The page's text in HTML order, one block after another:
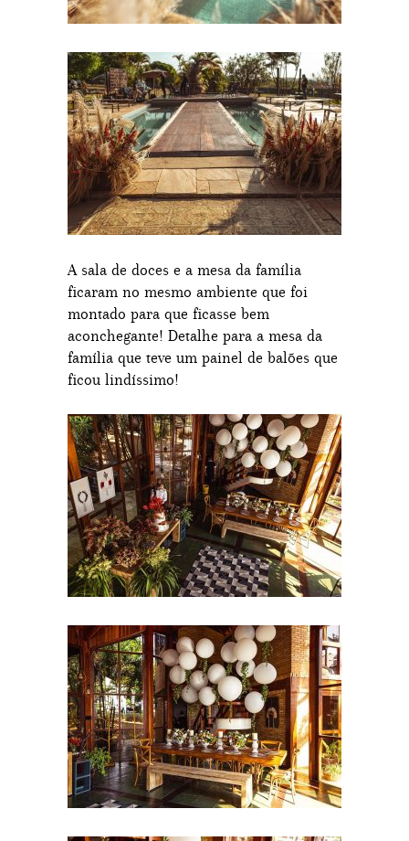
A sala de doces e a mesa da família
ficaram no mesmo ambiente que foi
montado para que ficasse bem
aconchegante! Detalhe para a mesa da
família que teve um painel de balões que
ficou lindíssimo!